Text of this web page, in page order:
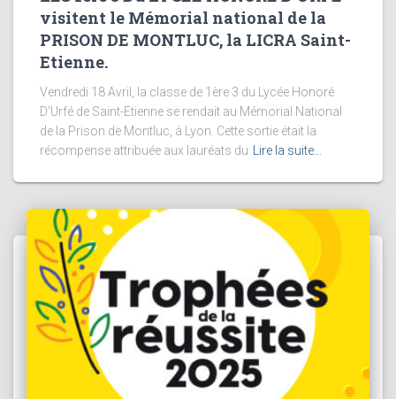
visitent le Mémorial national de la
PRISON DE MONTLUC, la LICRA Saint-
Etienne.
Vendredi 18 Avril, la classe de 1ère 3 du Lycée Honoré
D’Urfé de Saint-Etienne se rendait au Mémorial National
de la Prison de Montluc, à Lyon. Cette sortie était la
récompense attribuée aux lauréats du
Lire la suite…